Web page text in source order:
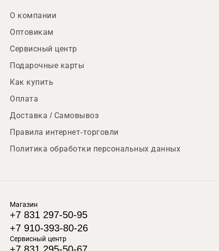
О компании
Оптовикам
Сервисный центр
Подарочные карты
Как купить
Оплата
Доставка / Самовывоз
Правила интернет-торговли
Политика обработки персональных данных
Магазин
+7 831 297-50-95
+7 910-393-80-26
Сервисный центр